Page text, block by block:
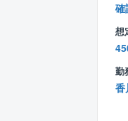
確
想
勤
香